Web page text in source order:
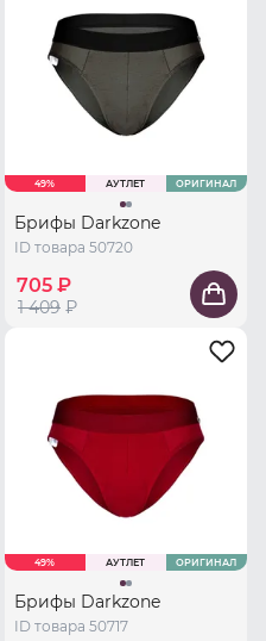
49% АУТЛЕТ ОРИГИНАЛ
Брифы Darkzone
ID товара 50720
705 ₽
1 409 ₽
49% АУТЛЕТ ОРИГИНАЛ
Брифы Darkzone
ID товара 50717